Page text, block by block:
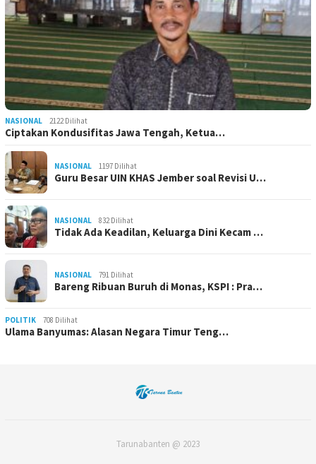
NASIONAL 2122 Dilihat
Ciptakan Kondusifitas Jawa Tengah, Ketua…
NASIONAL 1197 Dilihat
Guru Besar UIN KHAS Jember soal Revisi U…
NASIONAL 832 Dilihat
Tidak Ada Keadilan, Keluarga Dini Kecam …
NASIONAL 791 Dilihat
Bareng Ribuan Buruh di Monas, KSPI : Pra…
POLITIK 708 Dilihat
Ulama Banyumas: Alasan Negara Timur Teng…
Tarunabanten @ 2023